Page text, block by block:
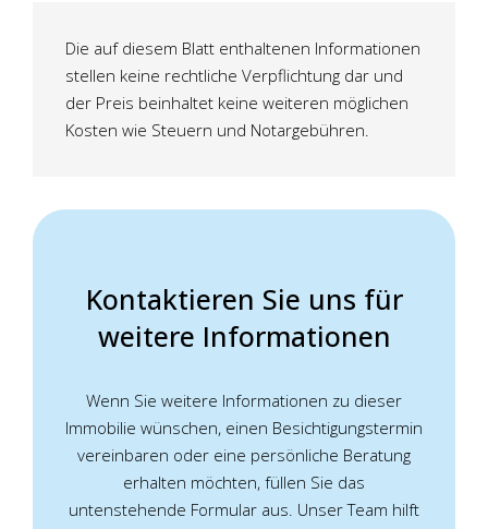
Die auf diesem Blatt enthaltenen Informationen
stellen keine rechtliche Verpflichtung dar und
der Preis beinhaltet keine weiteren möglichen
Kosten wie Steuern und Notargebühren.
Kontaktieren Sie uns für
weitere Informationen
Wenn Sie weitere Informationen zu dieser
Immobilie wünschen, einen Besichtigungstermin
vereinbaren oder eine persönliche Beratung
erhalten möchten, füllen Sie das
untenstehende Formular aus. Unser Team hilft